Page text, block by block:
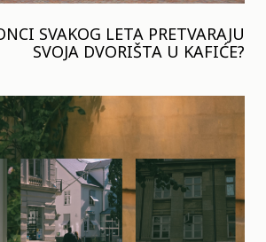
SVAKOG LETA PRETVARAJU
SVOJA DVORIŠTA U KAFIĆE?